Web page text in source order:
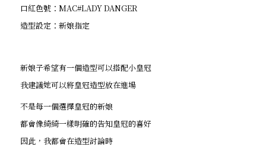
口紅色號：MAC#LADY DANGER
造型設定：新娘指定
新娘子希望有一個造型可以搭配小皇冠
我建議她可以將皇冠造型放在進場
不是每一個選擇皇冠的新娘
都會像綺綺一樣明確的告知皇冠的喜好
因此，我都會在造型討論時